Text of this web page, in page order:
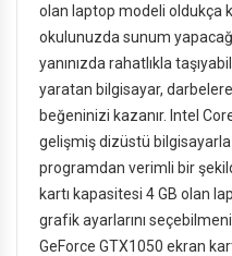
olan laptop modeli oldukça
okulunuzda sunum
yanınızda rahatlıkla
yaratan bilgisayar, darbelere
beğeninizi kazanır. Intel
gelişmiş dizüstü
programdan verimli bir
kartı kapasitesi 4 GB olan
grafik ayarlarını
GeForce GTX1050 ekran